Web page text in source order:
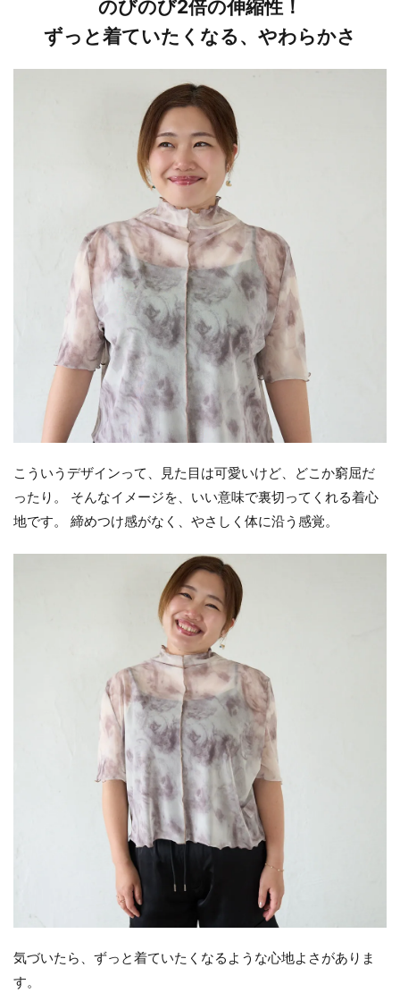
のびのび2倍の伸縮性！
ずっと着ていたくなる、やわらかさ
こういうデザインって、見た目は可愛いけど、どこか窮屈だ
ったり。 そんなイメージを、いい意味で裏切ってくれる着心
地です。 締めつけ感がなく、やさしく体に沿う感覚。
気づいたら、ずっと着ていたくなるような心地よさがありま
す。